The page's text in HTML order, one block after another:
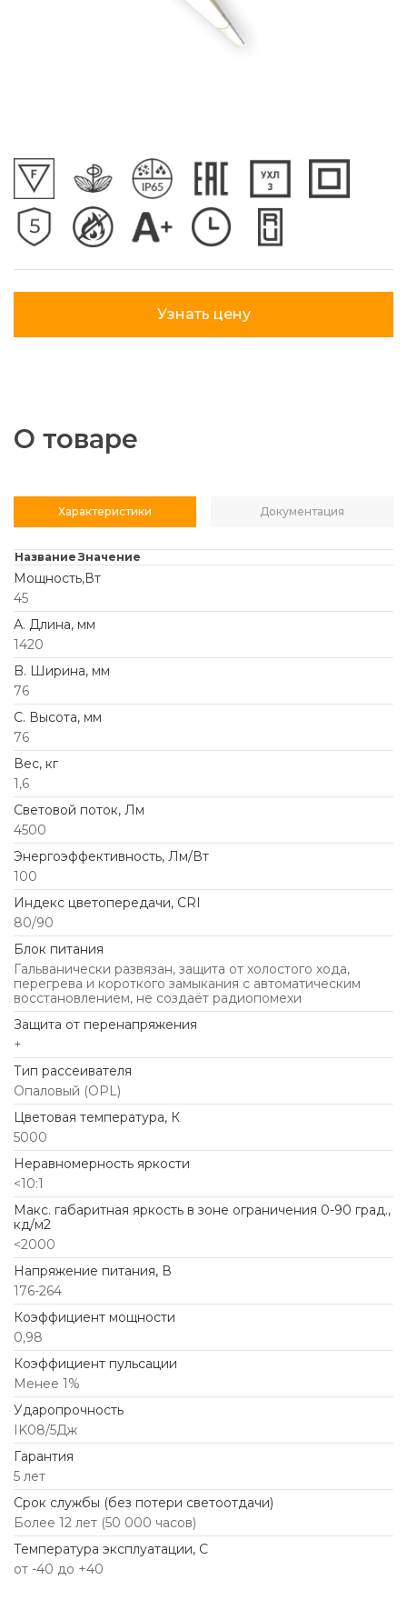
Узнать цену
О товаре
Характеристики Документация
Название Значение
Мощность,Вт
45
А. Длина, мм
1420
B. Ширина, мм
76
C. Высота, мм
76
Вес, кг
1,6
Световой поток, Лм
4500
Энергоэффективность, Лм/Вт
100
Индекс цветопередачи, CRI
80/90
Блок питания
Гальванически развязан, защита от холостого хода,
перегрева и короткого замыкания с автоматическим
восстановлением, не создаёт радиопомехи
Защита от перенапряжения
+
Тип рассеивателя
Опаловый (OPL)
Цветовая температура, К
5000
Неравномерность яркости
<10:1
Макс. габаритная яркость в зоне ограничения 0-90 град.,
кд/м2
<2000
Напряжение питания, В
176-264
Коэффициент мощности
0,98
Коэффициент пульсации
Менее 1%
Ударопрочность
IK08/5Дж
Гарантия
5 лет
Срок службы (без потери светоотдачи)
Более 12 лет (50 000 часов)
Температура эксплуатации, С
от -40 до +40